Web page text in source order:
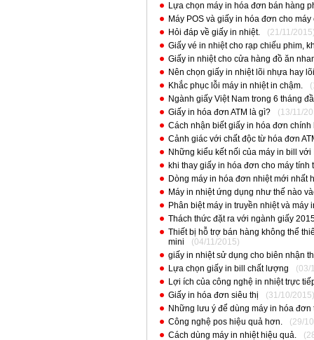
Lựa chọn máy in hóa đơn bán hàng
Máy POS và giấy in hóa đơn cho máy
Hỏi đáp về giấy in nhiệt.
(21/11/
Giấy vé in nhiệt cho rạp chiếu phim,
Giấy in nhiệt cho cửa hàng đồ ăn
Nên chọn giấy in nhiệt lõi nhựa hay
Khắc phục lỗi máy in nhiệt in chậm.
Ngành giấy Việt Nam trong 6 tháng
Giấy in hóa đơn ATM là gì?
(13/11/
Cách nhận biết giấy in hóa đơn chính
Cảnh giác với chất độc từ hóa đơn
Những kiểu kết nối của máy in bill với
khi thay giấy in hóa đơn cho máy
Dòng máy in hóa đơn nhiệt mới nhất
Máy in nhiệt ứng dụng như thế nào
Phân biệt máy in truyền nhiệt và máy
Thách thức đặt ra với ngành giấy
Thiết bị hỗ trợ bán hàng không thể
mini
(04/11/2015)
giấy in nhiệt sử dụng cho biên nhận
Lựa chọn giấy in bill chất lượng
(03/
Lợi ích của công nghệ in nhiệt trực
Giấy in hóa đơn siêu thị
(31/10/2015)
Những lưu ý để dùng máy in hóa đơn
Công nghệ pos hiệu quả hơn.
(29/
Cách dùng máy in nhiệt hiệu quả.